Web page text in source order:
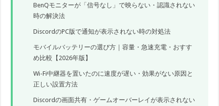
BenQモニターが「信号なし」で映らない・認識されない
時の解決法
DiscordのPC版で通知が表示されない時の対処法
モバイルバッテリーの選び方｜容量・急速充電・おすす
め比較【2026年版】
Wi-Fi中継器を置いたのに速度が遅い・効果がない原因と
正しい設置方法
Discordの画面共有・ゲームオーバーレイが表示されない